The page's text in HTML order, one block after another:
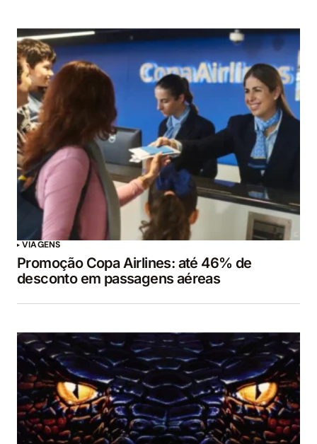
VIAGENS
Promoção Copa Airlines: até 46% de
desconto em passagens aéreas